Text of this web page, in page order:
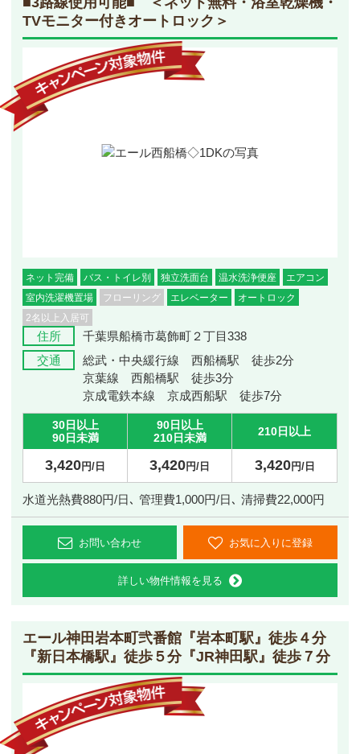
TVモニター付きオートロック＞
ネット完備 バス・トイレ別 独立洗面台 温水洗浄便座
エアコン
室内洗濯機置場
フローリング エレベーター
オートロック
2名以上入居可
住所
千葉県船橋市葛飾町２丁目338
交通
総武・中央緩行線 西船橋駅 徒歩2分
京葉線 西船橋駅 徒歩3分
京成電鉄本線 京成西船駅 徒歩7分
30日以上
90日未満
90日以上
210日未満
210日以上
3,420円/日 3,420円/日 3,420円/日
水道光熱費880円/日､ 管理費1,000円/日､ 清掃費22,000円
お問い合わせ お気に入りに登録
詳しい物件情報を見る
エール神田岩本町弐番館 『岩本町駅』徒歩４分
『新日本橋駅』徒歩５分『JR神田駅』徒歩７分